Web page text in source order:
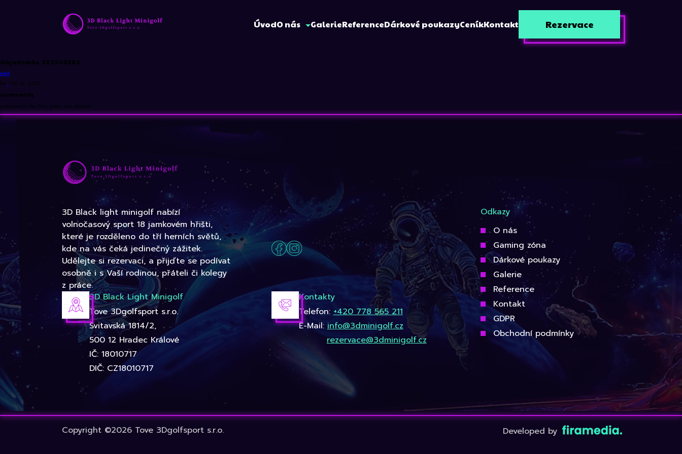
ÚvodO nás GalerieReferenceDárkové poukazyCeníkKontakt Rezervace
Objednávka 202500562
edit
By • 14. 12. 2025
comments
comments for this post are closed
3D Black light minigolf nabízí
volnočasový sport 18 jamkovém hřišti,
které je rozděleno do tří herních světů,
kde na vás čeká jedinečný zážitek.
Udělejte si rezervaci, a přijďte se podívat
osobně i s Vaší rodinou, přáteli či kolegy
z práce.
3D Black Light Minigolf
Tove 3Dgolfsport s.r.o.
Svitavská 1814/2,
500 12 Hradec Králové
IČ: 18010717
DIČ: CZ18010717
Kontakty
Telefon:+420 778 565 211
E-Mail:info@3dminigolf.cz
rezervace@3dminigolf.cz
Odkazy
O nás
Gaming zóna
Dárkové poukazy
Galerie
Reference
Kontakt
GDPR
Obchodní podmínky
Copyright ©2026 Tove 3Dgolfsport s.r.o. Developed by